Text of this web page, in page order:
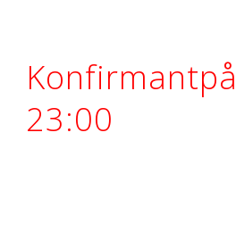
23:00